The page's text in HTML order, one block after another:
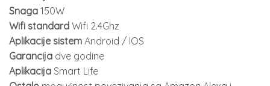
Snaga 150W
Wifi standard Wifi 2.4Ghz
Aplikacije sistem Android / IOS
Garancija dve godine
Aplikacija Smart Life